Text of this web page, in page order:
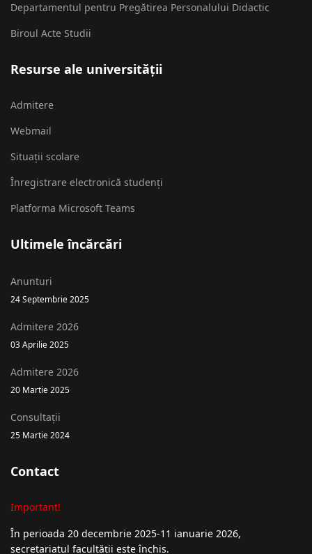
Departamentul pentru Pregătirea Personalului Didactic
Biroul Acte Studii
Resurse ale universității
Admitere
Webmail
Situații scolare
Înregistrare electronică studenți
Platforma Microsoft Teams
Ultimele încărcări
Anunturi
24 Septembrie 2025
Admitere 2026
03 Aprilie 2025
Admitere 2026
20 Martie 2025
Consultații
25 Martie 2024
Contact
Important!
În perioada 20 decembrie 2025-11 ianuarie 2026,
secretariatul facultății este închis.